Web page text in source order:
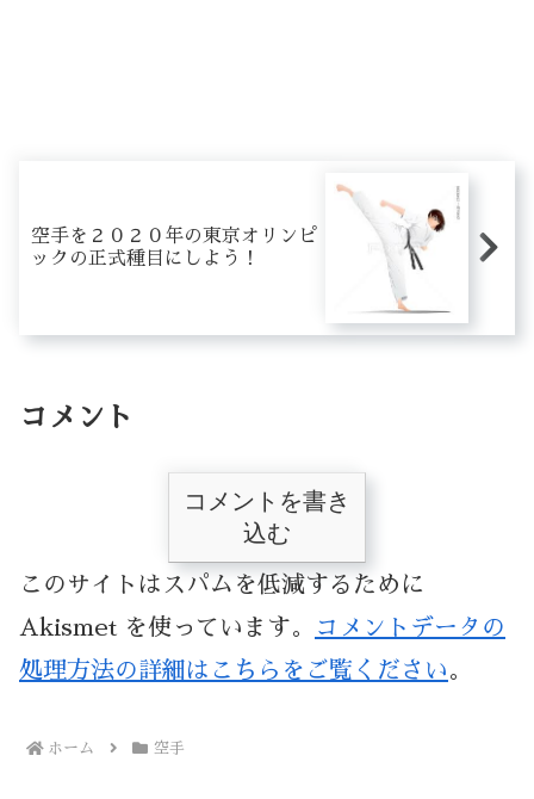
空手を２０２０年の東京オリンピ
ックの正式種目にしよう！
コメント
コメントを書き
込む
このサイトはスパムを低減するために
Akismet を使っています。
コメントデータの
処理方法の詳細はこちらをご覧ください 。
ホーム 空手